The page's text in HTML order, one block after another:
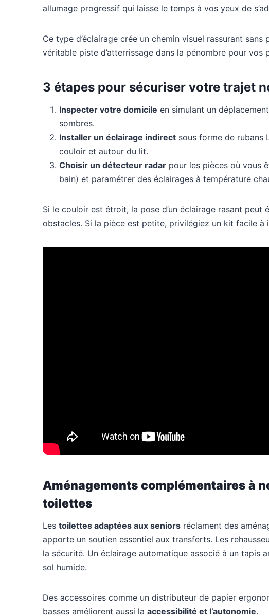
allumage progressif qui laisse le temps à vos yeux de
Ce type d’éclairage crée un chemin visuel rassurant sans
véritable piste d’atterrissage dans la pénombre pour vos
3 étapes pour sécuriser votre trajet
Inspecter votre domicile en simulant un
sombres.
Installer un éclairage indirect sous forme de rubans
couloir et autour du lit.
Choisir un détecteur radar pour les pièces où vous
bain) et paramétrer des éclairages à température
Si le couloir est étroit, la pose d’un éclairage rasant
obstacles. Si la pièce est petite, privilégiez un kit facile à
Aménagements complémentaires à
toilettes
Les toilettes adaptées aux seniors réclament des
apporte un soutien essentiel aux transferts. Les
la sécurité. Un éclairage automatique associé à un tapis
sol humide.
Des accessoires comme un distributeur de papier
basses améliorent aussi la accessibilité et l’autonomie.